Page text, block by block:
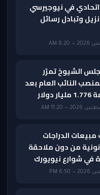
في نيوجيرسي
وتبادل رسائل
الشيوخ تمرّر
النائب العام بعد
الدراجات
من دون ملاحقة
في شوارع نيويورك